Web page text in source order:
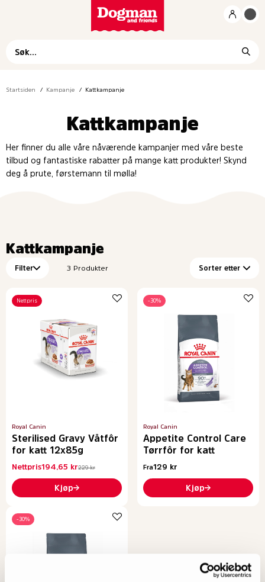
Startsiden Kampanje Kattkampanje
Kattkampanje
Her finner du alle våre nåværende kampanjer med våre beste
tilbud og fantastiske rabatter på mange katt produkter! Skynd
deg å prute, førstemann til mølla!
Kattkampanje
Filter 3 Produkter Sorter etter
Nettpris
Royal Canin
Sterilised Gravy Våtfôr
for katt 12x85g
Nettpris194,65 kr229 kr
Kjøp
-30%
Royal Canin
Appetite Control Care
Tørrfôr for katt
Fra129 kr
Kjøp
-30%